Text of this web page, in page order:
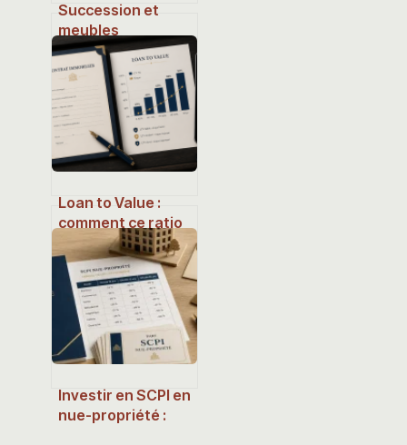
Succession et
meubles
meublants : faut-il
choisir le forfait de
5 % ou l’inventaire
?
Loan to Value :
comment ce ratio
mesure votre
risque immobilier
et votre capacité
d’emprunt
Investir en SCPI en
nue-propriété :